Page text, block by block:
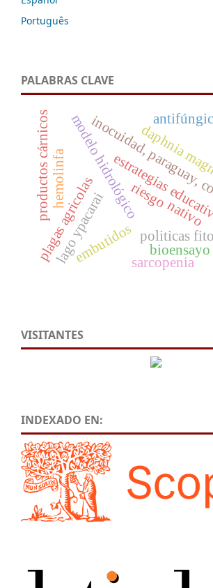
Português
PALABRAS CLAVE
inocuidad,
modelo hidrológico
politicas
plagas agricolas estrategias
embutidos
productos cárnicos daphnia
bioensayo
nativo
sarcopenia
lago ypacarai
hemolinfa riesgo
VISITANTES
INDEXADO EN: